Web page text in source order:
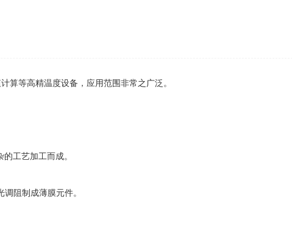
算等高精温度设备，应用范围非常之广泛。
工艺加工而成。
阻制成薄膜元件。